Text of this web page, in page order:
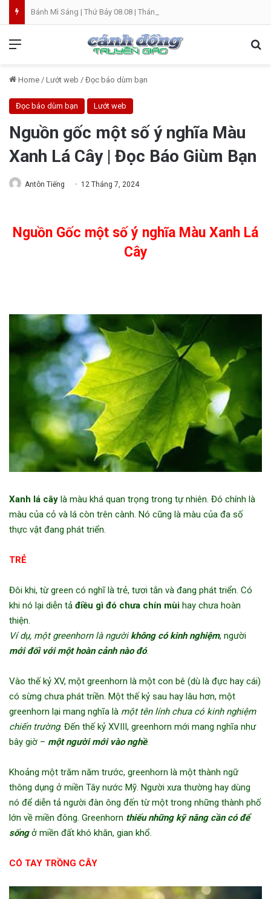
Bánh Mì Sáng | Thứ Bảy 08.08 | Thánh Đaminh, Linh mục
Home / Lướt web / Đọc báo dùm bạn
Đọc báo dùm bạn Lướt web
Nguồn gốc một số ý nghĩa Màu
Xanh Lá Cây | Đọc Báo Giùm Bạn
Antôn Tiếng 12 Tháng 7, 2024
Nguồn Gốc một số ý nghĩa Màu Xanh Lá
Cây
Xanh lá cây là màu khá quan trọng trong tự nhiên. Đó chính là
màu của cỏ và lá còn trên cành. Nó cũng là màu của đa số
thực vật đang phát triển.
TRẺ
Đôi khi, từ green có nghĩ là trẻ, tươi tắn và đang phát triển. Có
khi nó lại diễn tả điều gì đó chưa chín mùi hay chưa hoàn
thiện.
Ví dụ, một greenhorn là người không có kinh nghiệm, người
mới đối với một hoàn cảnh nào đó.
Vào thế kỷ XV, một greenhorn là một con bê (dù là đực hay cái)
có sừng chưa phát triền. Một thế kỷ sau hay lâu hơn, một
greenhorn lại mang nghĩa là một tên lính chưa có kinh nghiệm
chiến trường. Đến thế kỷ XVIII, greenhorn mới mang nghĩa như
bây giờ – một người mới vào nghề.
Khoảng một trăm năm trước, greenhorn là một thành ngữ
thông dụng ở miền Tây nước Mỹ. Người xưa thường hay dùng
nó để diễn tả người đàn ông đến từ một trong những thành phố
lớn về miền đông. Greenhorn thiếu những kỹ năng cần có để
sốngở miền đất khó khăn, gian khổ.
CÓ TAY TRỒNG CÂY